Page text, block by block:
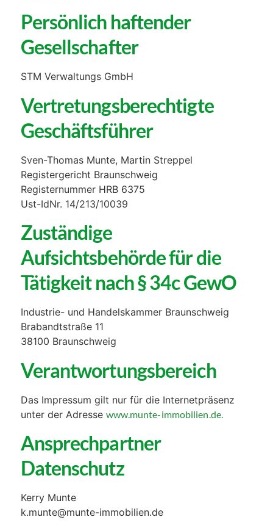
Persönlich haftender
Gesellschafter
STM Verwaltungs GmbH
Vertretungsberechtigte
Geschäftsführer
Sven-Thomas Munte, Martin Streppel
Registergericht Braunschweig
Registernummer HRB 6375
Ust-IdNr. 14/213/10039
Zuständige
Aufsichtsbehörde für die
Tätigkeit nach § 34c GewO
Industrie- und Handelskammer Braunschweig
Brabandtstraße 11
38100 Braunschweig
Verantwortungsbereich
Das Impressum gilt nur für die Internetpräsenz
unter der Adresse www.munte-immobilien.de.
Ansprechpartner
Datenschutz
Kerry Munte
k.munte@munte-immobilien.de